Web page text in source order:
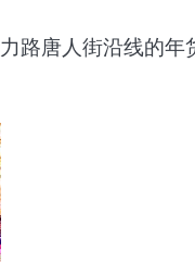
路唐人街沿线的